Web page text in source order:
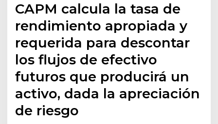
CAPM calcula la tasa de
rendimiento apropiada y
requerida para descontar
los flujos de efectivo
futuros que producirá un
activo, dada la apreciación
de riesgo